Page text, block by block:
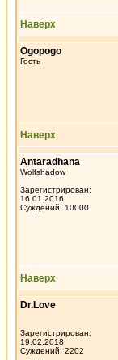
Наверх
Ogopogo
Гость
Наверх
Antaradhana
Wolfshadow
Зарегистрирован:
16.01.2016
Суждений: 10000
Наверх
Dr.Love
Зарегистрирован:
19.02.2018
Суждений: 2202